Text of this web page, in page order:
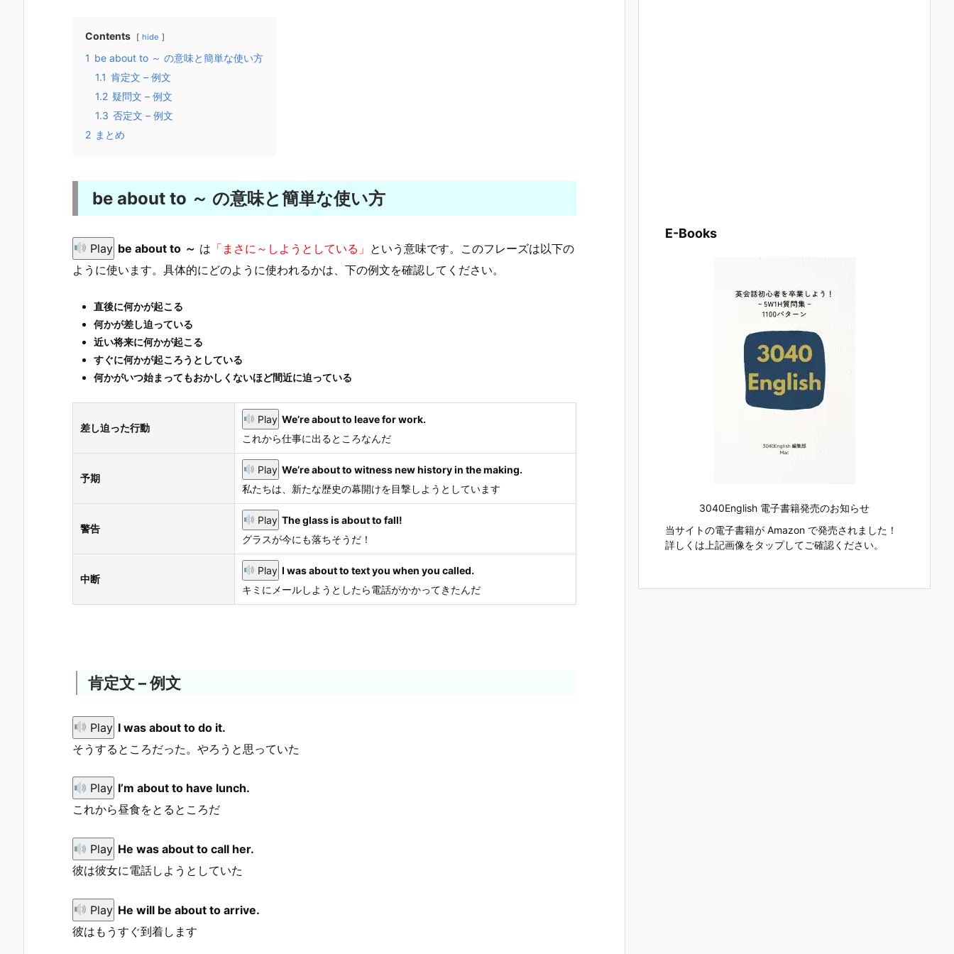
Contents hide
1 be about to ～ の意味と簡単な使い方
1.1 肯定文 – 例文
1.2 疑問文 – 例文
1.3 否定文 – 例文
2 まとめ
be about to ～ の意味と簡単な使い方
Play be about to ～ は 「まさに～しようとしている」 という意味です。このフレーズは以下の
ように使います。具体的にどのように使われるかは、下の例文を確認してください。
直後に何かが起こる
何かが差し迫っている
近い将来に何かが起こる
すぐに何かが起ころうとしている
何かがいつ始まってもおかしくないほど間近に迫っている
差し迫った行動
Play We’re about to leave for work.
これから仕事に出るところなんだ
予期
Play We’re about to witness new history in the making.
私たちは、新たな歴史の幕開けを目撃しようとしています
警告
Play The glass is about to fall!
グラスが今にも落ちそうだ！
中断
Play I was about to text you when you called.
キミにメールしようとしたら電話がかかってきたんだ
肯定文 – 例文
Play I was about to do it.
そうするところだった。やろうと思っていた
Play I’m about to have lunch.
これから昼食をとるところだ
Play He was about to call her.
彼は彼女に電話しようとしていた
Play He will be about to arrive.
彼はもうすぐ到着します
E-Books
3040English 電子書籍発売のお知らせ
当サイトの電子書籍が Amazon で発売されました！
詳しくは上記画像をタップしてご確認ください。